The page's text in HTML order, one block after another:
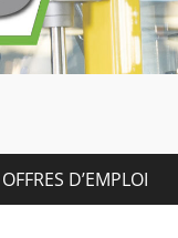
OFFRES D’EMPLOI